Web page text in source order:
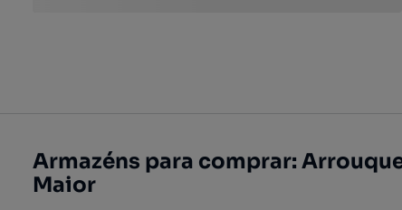
Armazéns para comprar:
Maior